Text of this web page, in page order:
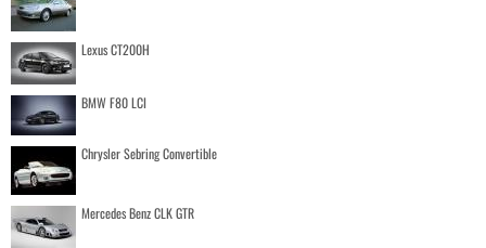
Lexus CT200H
BMW F80 LCI
Chrysler Sebring Convertible
Mercedes Benz CLK GTR